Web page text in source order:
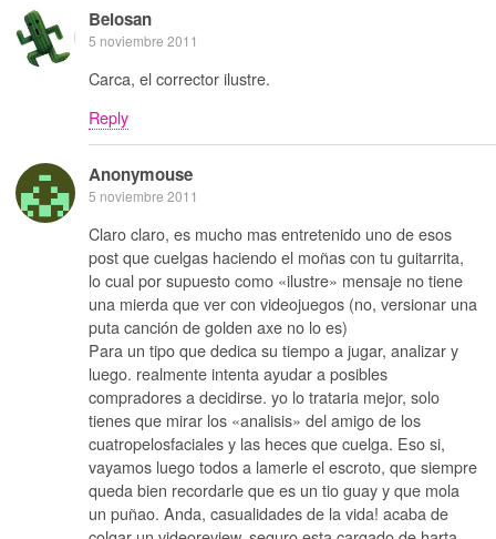
Belosan
5 noviembre 2011
Carca, el corrector ilustre.
Reply
Anonymouse
5 noviembre 2011
Claro claro, es mucho mas entretenido uno de esos
post que cuelgas haciendo el moñas con tu guitarrita,
lo cual por supuesto como «ilustre» mensaje no tiene
una mierda que ver con videojuegos (no, versionar una
puta canción de golden axe no lo es)
Para un tipo que dedica su tiempo a jugar, analizar y
luego. realmente intenta ayudar a posibles
compradores a decidirse. yo lo trataria mejor, solo
tienes que mirar los «analisis» del amigo de los
cuatropelosfaciales y las heces que cuelga. Eso si,
vayamos luego todos a lamerle el escroto, que siempre
queda bien recordarle que es un tio guay y que mola
un puñao. Anda, casualidades de la vida! acaba de